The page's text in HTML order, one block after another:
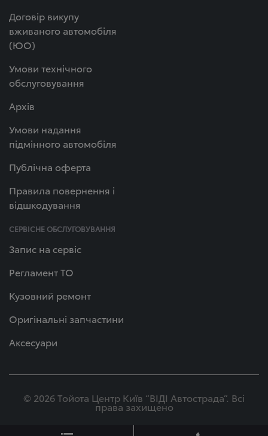
Договір викупу
вживаного автомобіля
(ЮО)
Умови технічного
обслуговування
Архів
Умови надання
підмінного автомобіля
Публічна оферта
Правила повернення і
відшкодування
СЕРВІСНЕ ОБСЛУГОВУВАННЯ
Запис на сервіс
Регламент ТО
Кузовний ремонт
Оригінальні запчастини
Аксесуари
© 2026 Тойота Центр Київ “ВІДІ Автострада”. Всі
права захищено